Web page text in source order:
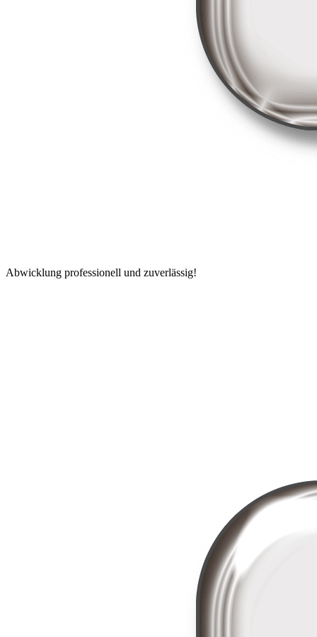
Abwicklung professionell und zuverlässig!